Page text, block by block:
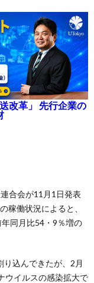
改革」 先行企業の
合会が11月1日発表
稼働状況によると、
同月比54・9％増の
込んできたが、2月
ウイルスの感染拡大で